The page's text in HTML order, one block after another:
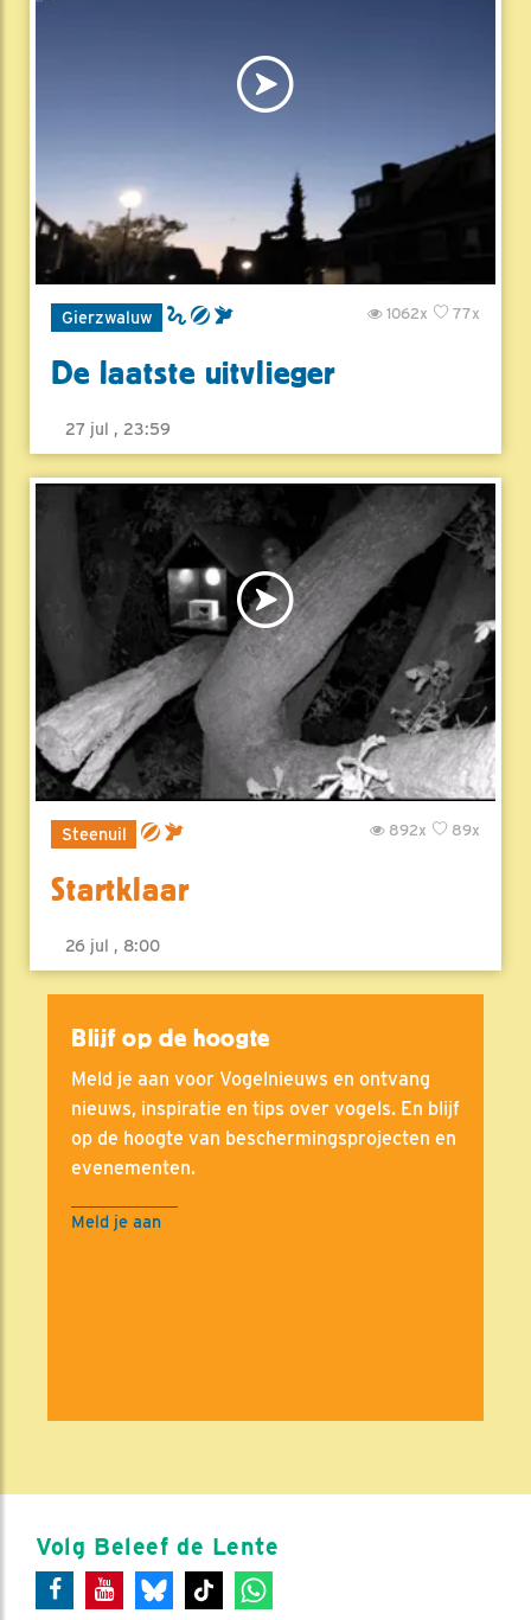
Gierzwaluw 77x
1062x
De laatste uitvlieger
27 jul , 23:59
Steenuil 89x
892x
Startklaar
26 jul , 8:00
Blijf op de hoogte
Meld je aan voor Vogelnieuws en ontvang
nieuws, inspiratie en tips over vogels. En blijf
op de hoogte van beschermingsprojecten en
evenementen.
Meld je aan
Volg Beleef de Lente